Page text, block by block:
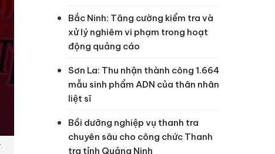
Bắc Ninh: Tăng cường kiểm tra và
xử lý nghiêm vi phạm trong hoạt
động quảng cáo
Sơn La: Thu nhận thành công 1.664
mẫu sinh phẩm ADN của thân nhân
liệt sĩ
Bồi dưỡng nghiệp vụ thanh tra
chuyên sâu cho công chức Thanh
tra tỉnh Quảng Ninh